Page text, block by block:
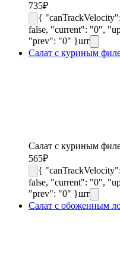
735₽
{
false, "current": "0",
"prev": "0" }шт
Салат с куриным
Салат с куриным
565₽
{
false, "current": "0",
"prev": "0" }шт
Салат с обоженным